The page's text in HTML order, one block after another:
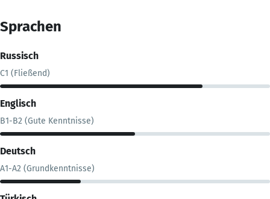
Sprachen
Russisch
C1 (Fließend)
Englisch
B1-B2 (Gute Kenntnisse)
Deutsch
A1-A2 (Grundkenntnisse)